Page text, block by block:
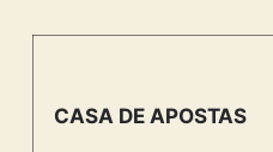
CASA DE APOSTAS